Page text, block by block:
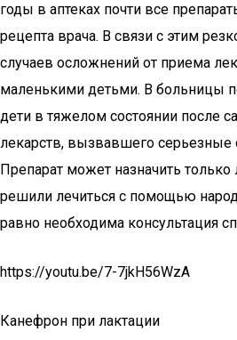
годы в аптеках почти все
рецепта врача. В связи с этим
случаев осложнений от приема
маленькими детьми. В больницы
дети в тяжелом состоянии после
лекарств, вызвавшего серьезные
Препарат может назначить
решили лечиться с помощью
равно необходима консультация
https://youtu.be/7-7jkH56WzA
Канефрон при лактации